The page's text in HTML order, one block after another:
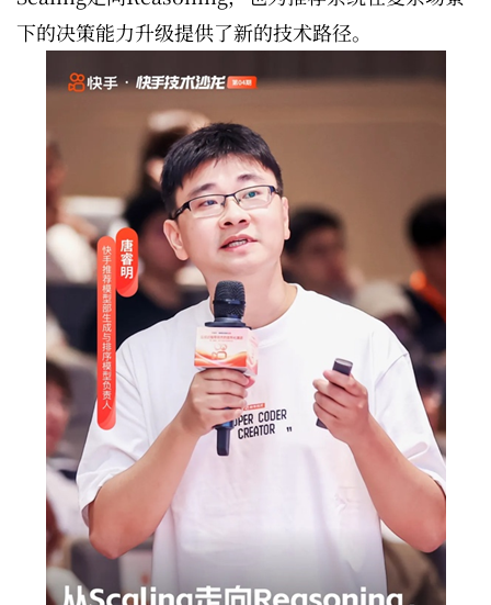
下的决策能力升级提供了新的技术路径。